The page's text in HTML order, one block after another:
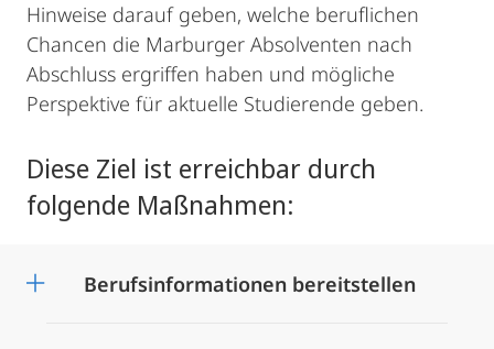
Hinweise darauf geben, welche beruflichen
Chancen die Marburger Absolventen nach
Abschluss ergriffen haben und mögliche
Perspektive für aktuelle Studierende geben.
Diese Ziel ist erreichbar durch
folgende Maßnahmen:
Berufsinformationen bereitstellen